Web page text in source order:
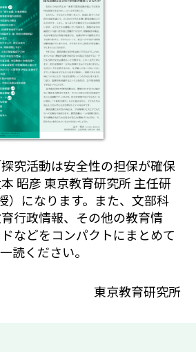
究活動は安全性の担保が確保
昭彦 東京教育研究所 主任研
）になります。また、文部科
行政情報、その他の教育情
などをコンパクトにまとめて
読ください。
東京教育研究所